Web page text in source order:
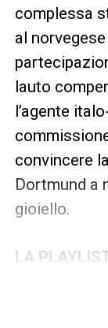
complessa
al
lauto
l’agente
convincere
Dortmund a
gioiello.
LA